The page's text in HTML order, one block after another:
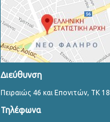
Διεύθυνση
Πειραιώς 46 και Επονιτών, ΤΚ
Τηλέφωνα